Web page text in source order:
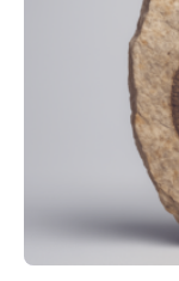
unbekannten
peroxisomalen
Saccharomyces
Studie wurde
Fachzeitschrift…